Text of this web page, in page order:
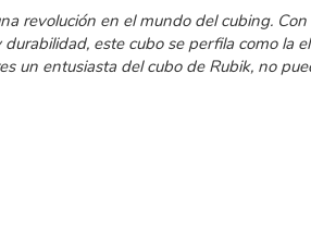
revolución en el mundo del cubing. Con
este cubo se perfila como la
un entusiasta del cubo de Rubik, no